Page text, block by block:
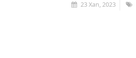
23 Xan, 2023